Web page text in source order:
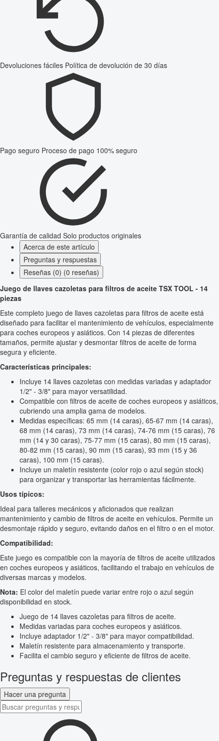
Devoluciones fáciles Política de devolución de 30 días
Pago seguro Proceso de pago 100% seguro
Garantía de calidad Solo productos originales
Acerca de este artículo
Preguntas y respuestas
Reseñas (0) (0 reseñas)
Juego de llaves cazoletas para filtros de aceite TSX TOOL - 14
piezas
Este completo juego de llaves cazoletas para filtros de aceite está
diseñado para facilitar el mantenimiento de vehículos, especialmente
para coches europeos y asiáticos. Con 14 piezas de diferentes
tamaños, permite ajustar y desmontar filtros de aceite de forma
segura y eficiente.
Características principales:
Incluye 14 llaves cazoletas con medidas variadas y adaptador
1/2" - 3/8" para mayor versatilidad.
Compatible con filtros de aceite de coches europeos y asiáticos,
cubriendo una amplia gama de modelos.
Medidas específicas: 65 mm (14 caras), 65-67 mm (14 caras),
68 mm (14 caras), 73 mm (14 caras), 74-76 mm (15 caras), 76
mm (14 y 30 caras), 75-77 mm (15 caras), 80 mm (15 caras),
80-82 mm (15 caras), 90 mm (15 caras), 93 mm (15 y 36
caras), 100 mm (15 caras).
Incluye un maletín resistente (color rojo o azul según stock)
para organizar y transportar las herramientas fácilmente.
Usos típicos:
Ideal para talleres mecánicos y aficionados que realizan
mantenimiento y cambio de filtros de aceite en vehículos. Permite un
desmontaje rápido y seguro, evitando daños en el filtro o en el motor.
Compatibilidad:
Este juego es compatible con la mayoría de filtros de aceite utilizados
en coches europeos y asiáticos, facilitando el trabajo en vehículos de
diversas marcas y modelos.
Nota: El color del maletín puede variar entre rojo o azul según
disponibilidad en stock.
Juego de 14 llaves cazoletas para filtros de aceite.
Medidas variadas para coches europeos y asiáticos.
Incluye adaptador 1/2" - 3/8" para mayor compatibilidad.
Maletín resistente para almacenamiento y transporte.
Facilita el cambio seguro y eficiente de filtros de aceite.
Preguntas y respuestas de clientes
Hacer una pregunta